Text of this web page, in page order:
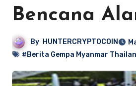
Bencana
By HUNTERCRYPTOCOIN
#Berita Gempa Myanmar